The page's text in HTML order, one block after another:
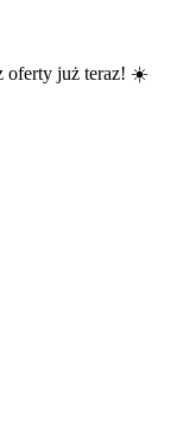
oferty już teraz! ☀️